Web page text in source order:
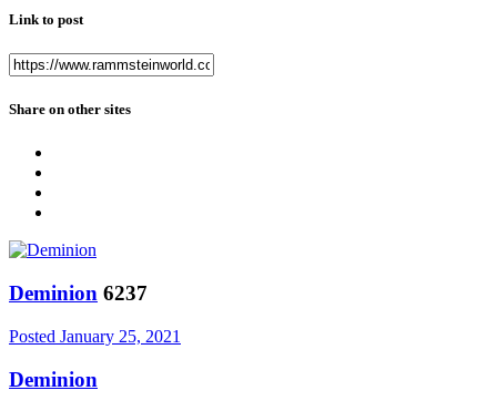
Link to post
Share on other sites
Deminion 6237
Posted January 25, 2021
Deminion